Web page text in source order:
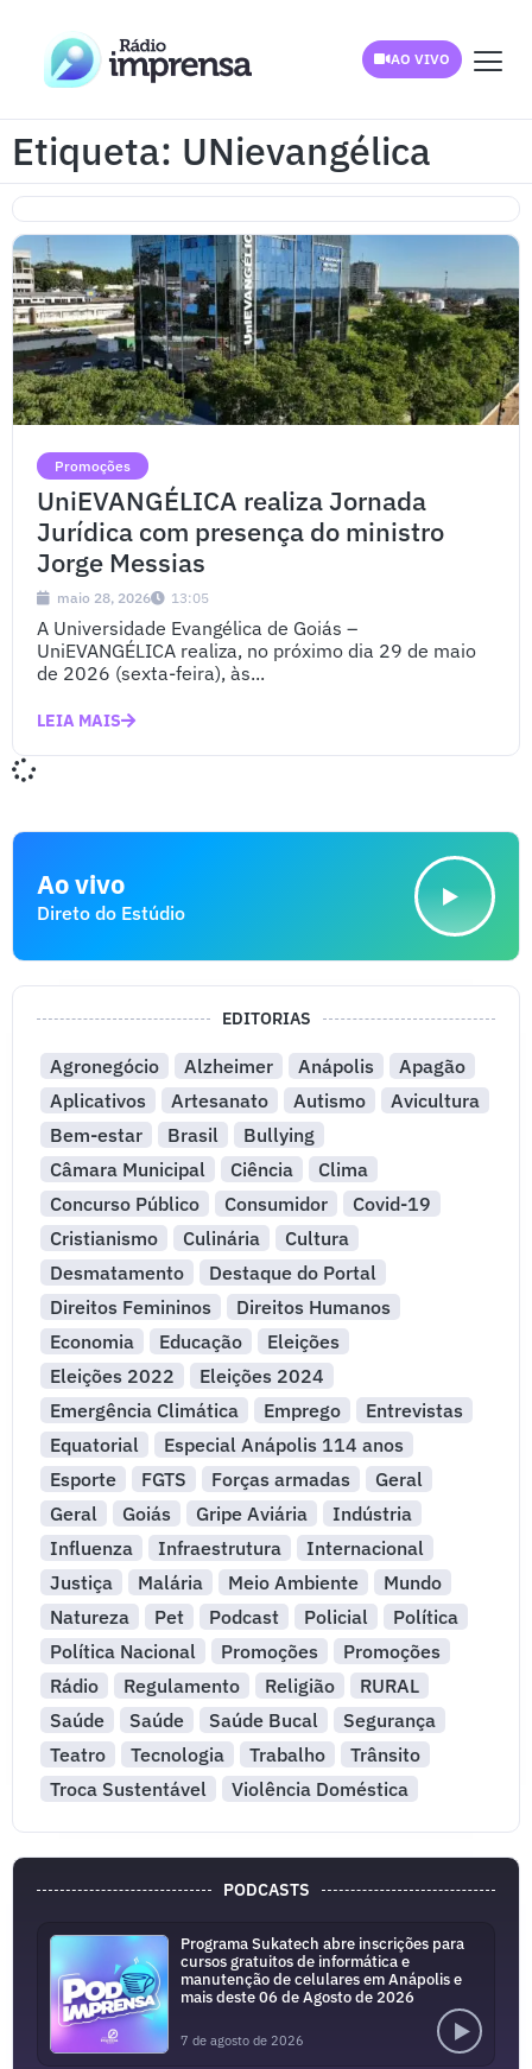
AO VIVO
Etiqueta: UNievangélica
Promoções
UniEVANGÉLICA realiza Jornada
Jurídica com presença do ministro
Jorge Messias
maio 28, 2026 13:05
A Universidade Evangélica de Goiás –
UniEVANGÉLICA realiza, no próximo dia 29 de maio
de 2026 (sexta-feira), às...
LEIA MAIS
Ao vivo
Direto do Estúdio
EDITORIAS
Agronegócio Alzheimer Anápolis
Apagão
Aplicativos
Artesanato Autismo
Avicultura
Bem-estar
Brasil
Bullying
Câmara Municipal
Ciência
Clima
Concurso Público
Consumidor
Covid-19
Cristianismo
Culinária
Cultura
Desmatamento
Destaque do Portal
Direitos Femininos
Direitos Humanos
Economia
Educação
Eleições
Eleições 2022
Eleições 2024
Emergência Climática
Emprego
Entrevistas
Equatorial
Especial Anápolis 114 anos
Esporte
FGTS Forças armadas
Geral
Geral
Goiás Gripe Aviária
Indústria
Influenza
Infraestrutura
Internacional
Justiça
Malária Meio Ambiente
Mundo
Natureza
Pet Podcast Policial
Política
Política Nacional
Promoções
Promoções
Rádio
Regulamento Religião
RURAL
Saúde
Saúde Saúde Bucal
Segurança
Teatro
Tecnologia Trabalho
Trânsito
Troca Sustentável
Violência Doméstica
PODCASTS
Programa Sukatech abre inscrições para
cursos gratuitos de informática e
manutenção de celulares em Anápolis e
mais deste 06 de Agosto de 2026
7 de agosto de 2026